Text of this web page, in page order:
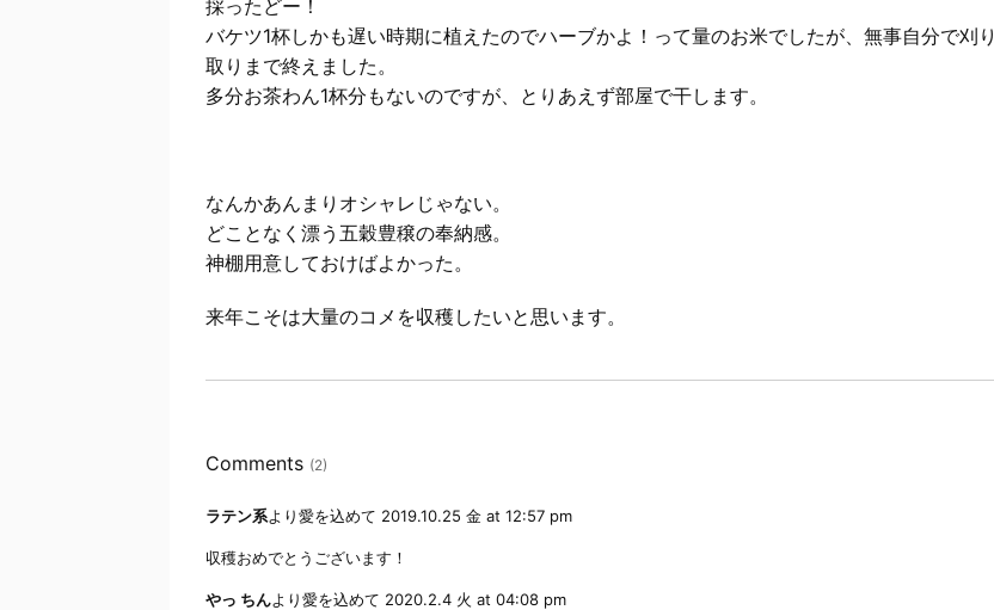
採ったどー！
バケツ1杯しかも遅い時期に植えたのでハーブかよ！って量のお米でしたが、無事自分で刈り
取りまで終えました。
多分お茶わん1杯分もないのですが、とりあえず部屋で干します。
なんかあんまりオシャレじゃない。
どことなく漂う五穀豊穣の奉納感。
神棚用意しておけばよかった。
来年こそは大量のコメを収穫したいと思います。
Comments (2)
ラテン系より愛を込めて 2019.10.25 金 at 12:57 pm
収穫おめでとうございます！
やっ ちんより愛を込めて 2020.2.4 火 at 04:08 pm